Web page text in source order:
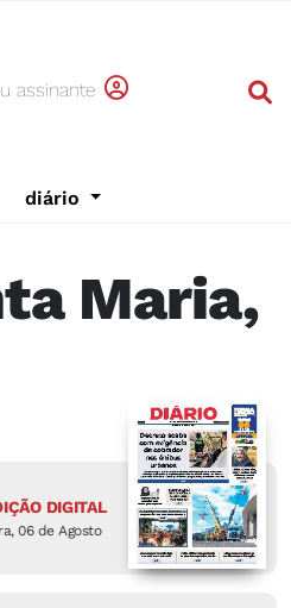
assinante
diário
Maria,
DIGITAL
06 de Agosto